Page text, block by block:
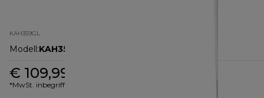
KAH359GL
Modell:KAH359GL
€ 109,99
*MwSt. inbegriffen